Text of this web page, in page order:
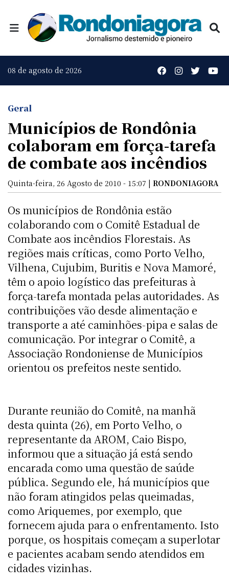
08 de agosto de 2026
Geral
Municípios de Rondônia
colaboram em força-tarefa
de combate aos incêndios
Quinta-feira, 26 Agosto de 2010 - 15:07 | RONDONIAGORA
Os municípios de Rondônia estão
colaborando com o Comitê Estadual de
Combate aos incêndios Florestais. As
regiões mais críticas, como Porto Velho,
Vilhena, Cujubim, Buritis e Nova Mamoré,
têm o apoio logístico das prefeituras à
força-tarefa montada pelas autoridades. As
contribuições vão desde alimentação e
transporte a até caminhões-pipa e salas de
comunicação. Por integrar o Comitê, a
Associação Rondoniense de Municípios
orientou os prefeitos neste sentido.
Durante reunião do Comitê, na manhã
desta quinta (26), em Porto Velho, o
representante da AROM, Caio Bispo,
informou que a situação já está sendo
encarada como uma questão de saúde
pública. Segundo ele, há municípios que
não foram atingidos pelas queimadas,
como Ariquemes, por exemplo, que
fornecem ajuda para o enfrentamento. Isto
porque, os hospitais começam a superlotar
e pacientes acabam sendo atendidos em
cidades vizinhas.